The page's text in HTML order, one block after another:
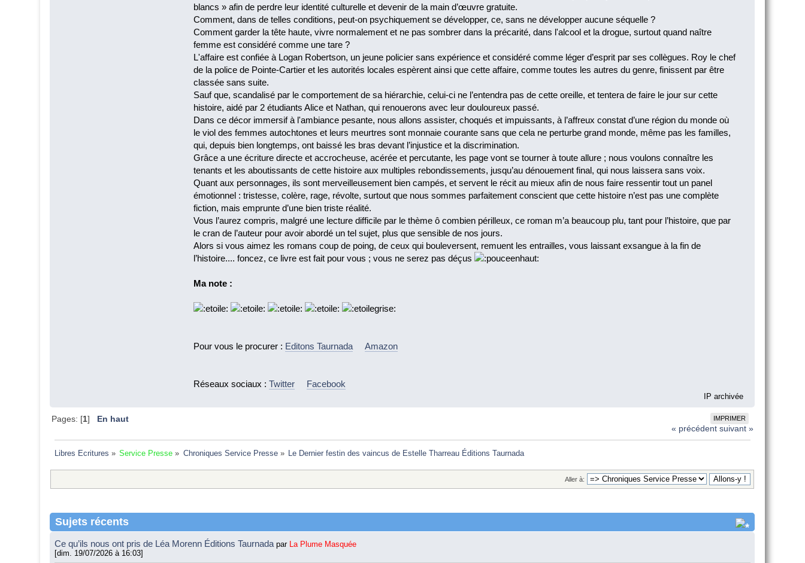
blancs » afin de perdre leur identité culturelle et devenir de la main d’œuvre gratuite.
Comment, dans de telles conditions, peut-on psychiquement se développer, ce, sans ne développer aucune séquelle ?
Comment garder la tête haute, vivre normalement et ne pas sombrer dans la précarité, dans l'alcool et la drogue, surtout quand naître
femme est considéré comme une tare ?
L'affaire est confiée à Logan Robertson, un jeune policier sans expérience et considéré comme léger d’esprit par ses collègues. Roy le chef
de la police de Pointe-Cartier et les autorités locales espèrent ainsi que cette affaire, comme toutes les autres du genre, finissent par être
classée sans suite.
Sauf que, scandalisé par le comportement de sa hiérarchie, celui-ci ne l’entendra pas de cette oreille, et tentera de faire le jour sur cette
histoire, aidé par 2 étudiants Alice et Nathan, qui renouerons avec leur douloureux passé.
Dans ce décor immersif à l'ambiance pesante, nous allons assister, choqués et impuissants, à l’affreux constat d’une région du monde où
le viol des femmes autochtones et leurs meurtres sont monnaie courante sans que cela ne perturbe grand monde, même pas les familles,
qui, depuis bien longtemps, ont baissé les bras devant l’injustice et la discrimination.
Grâce a une écriture directe et accrocheuse, acérée et percutante, les page vont se tourner à toute allure ; nous voulons connaître les
tenants et les aboutissants de cette histoire aux multiples rebondissements, jusqu’au dénouement final, qui nous laissera sans voix.
Quant aux personnages, ils sont merveilleusement bien campés, et servent le récit au mieux afin de nous faire ressentir tout un panel
émotionnel : tristesse, colère, rage, révolte, surtout que nous sommes parfaitement conscient que cette histoire n’est pas une complète
fiction, mais emprunte d’une bien triste réalité.
Vous l’aurez compris, malgré une lecture difficile par le thème ô combien périlleux, ce roman m’a beaucoup plu, tant pour l’histoire, que par
le cran de l’auteur pour avoir abordé un tel sujet, plus que sensible de nos jours.
Alors si vous aimez les romans coup de poing, de ceux qui bouleversent, remuent les entrailles, vous laissant exsangue à la fin de
l’histoire.... foncez, ce livre est fait pour vous ; vous ne serez pas déçus
Ma note :
Pour vous le procurer : Editons Taurnada Amazon
Réseaux sociaux :Twitter Facebook
IP archivée
IMPRIMER
Pages: [1]
En haut
« précédent suivant »
Libres Ecritures » Service Presse » Chroniques Service Presse» Le Dernier festin des vaincus de Estelle Tharreau Éditions Taurnada
Aller à:
Sujets récents
Ce qu’ils nous ont pris de Léa Morenn Éditions Taurnada par La Plume Masquée
[dim. 19/07/2026 à 16:03]